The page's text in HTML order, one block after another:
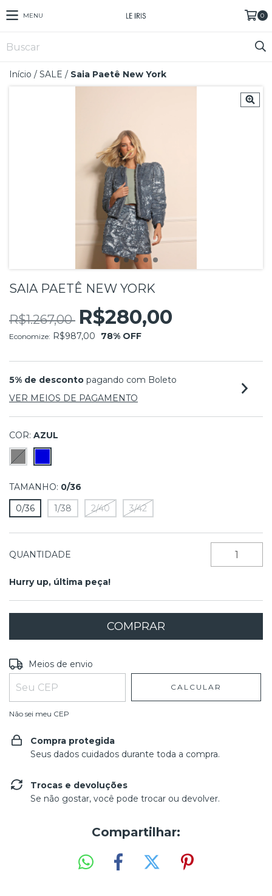
MENU 0
Início / SALE / Saia Paetê New York
SAIA PAETÊ NEW YORK
R$1.267,00 R$280,00
Economize: R$987,00 78% OFF
5% de desconto pagando com Boleto
VER MEIOS DE PAGAMENTO
COR: AZUL
TAMANHO: 0/36
0/36
1/38 2/40 3/42
QUANTIDADE
Hurry up, última peça!
Entregas para o CEP:
Meios de envio
CALCULAR
Não sei meu CEP
Compra protegida
Seus dados cuidados durante toda a compra.
Trocas e devoluções
Se não gostar, você pode trocar ou devolver.
Compartilhar: